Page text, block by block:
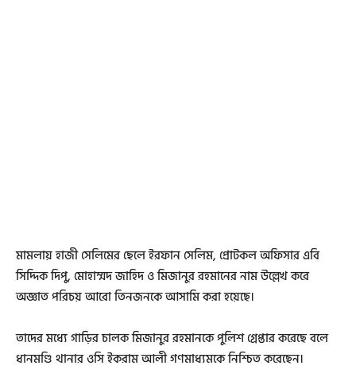
মামলায় হাজী সেলিমের ছেলে ইরফান সেলিম, প্রোটকল অফিসার এবি
সিদ্দিক দিপু, মোহাম্মদ জাহিদ ও মিজানুর রহমানের নাম উল্লেখ করে
অজ্ঞাত পরিচয় আরো তিনজনকে আসামি করা হয়েছে।
তাদের মধ্যে গাড়ির চালক মিজানুর রহমানকে পুলিশ গ্রেপ্তার করেছে বলে
ধানমণ্ডি থানার ওসি ইকরাম আলী গণমাধ্যমকে নিশ্চিত করেছেন।